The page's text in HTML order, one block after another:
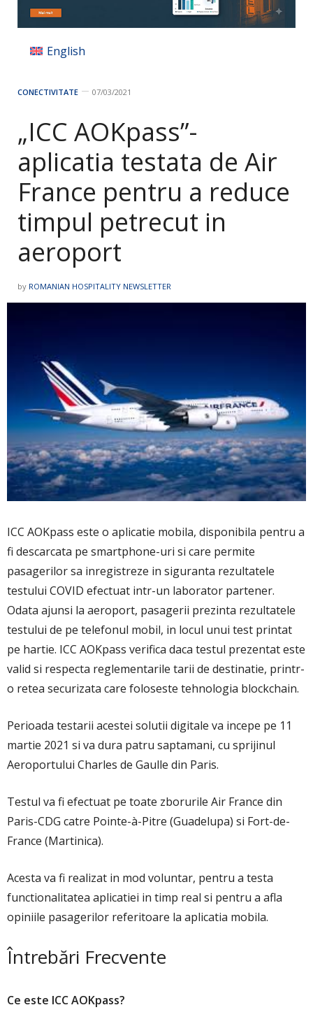
English
CONECTIVITATE 07/03/2021
„ICC AOKpass”-
aplicatia testata de Air
France pentru a reduce
timpul petrecut in
aeroport
by ROMANIAN HOSPITALITY NEWSLETTER
ICC AOKpass este o aplicatie mobila, disponibila pentru a
fi descarcata pe smartphone-uri si care permite
pasagerilor sa inregistreze in siguranta rezultatele
testului COVID efectuat intr-un laborator partener.
Odata ajunsi la aeroport, pasagerii prezinta rezultatele
testului de pe telefonul mobil, in locul unui test printat
pe hartie. ICC AOKpass verifica daca testul prezentat este
valid si respecta reglementarile tarii de destinatie, printr-
o retea securizata care foloseste tehnologia blockchain.
Perioada testarii acestei solutii digitale va incepe pe 11
martie 2021 si va dura patru saptamani, cu sprijinul
Aeroportului Charles de Gaulle din Paris.
Testul va fi efectuat pe toate zborurile Air France din
Paris-CDG catre Pointe-à-Pitre (Guadelupa) si Fort-de-
France (Martinica).
Acesta va fi realizat in mod voluntar, pentru a testa
functionalitatea aplicatiei in timp real si pentru a afla
opiniile pasagerilor referitoare la aplicatia mobila.
Întrebări Frecvente
Ce este ICC AOKpass?